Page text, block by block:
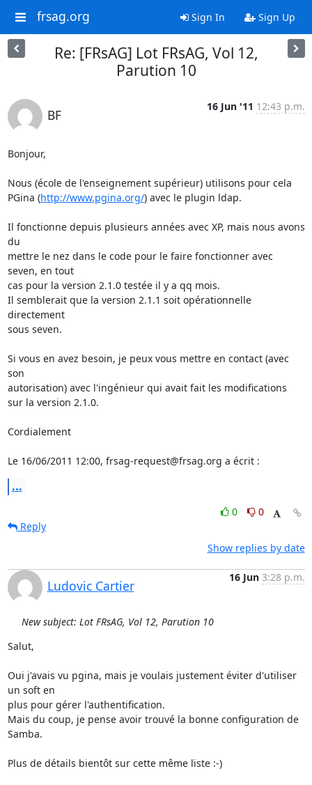
frsag.org Sign In Sign Up
Re: [FRsAG] Lot FRsAG, Vol 12,
Parution 10
BF
16 Jun '11 12:43 p.m.
Bonjour,
Nous (école de l'enseignement supérieur) utilisons pour cela
PGina (http://www.pgina.org/) avec le plugin ldap.
Il fonctionne depuis plusieurs années avec XP, mais nous avons
du
mettre le nez dans le code pour le faire fonctionner avec
seven, en tout
cas pour la version 2.1.0 testée il y a qq mois.
Il semblerait que la version 2.1.1 soit opérationnelle
directement
sous seven.
Si vous en avez besoin, je peux vous mettre en contact (avec
son
autorisation) avec l'ingénieur qui avait fait les modifications
sur la version 2.1.0.
Cordialement
Le 16/06/2011 12:00, frsag-request@frsag.org a écrit :
...
0
0
Reply
Show replies by date
Ludovic Cartier
16 Jun 3:28 p.m.
New subject: Lot FRsAG, Vol 12, Parution 10
Salut,
Oui j'avais vu pgina, mais je voulais justement éviter d'utiliser
un soft en
plus pour gérer l'authentification.
Mais du coup, je pense avoir trouvé la bonne configuration de
Samba.
Plus de détails bientôt sur cette même liste :-)